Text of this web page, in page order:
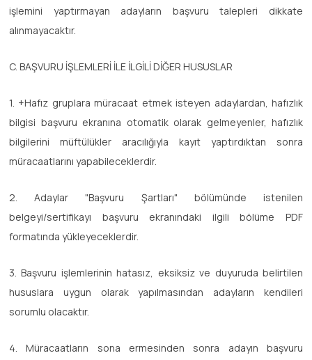
işlemini yaptırmayan adayların başvuru talepleri dikkate
alınmayacaktır.
C. BAŞVURU İŞLEMLERİ İLE İLGİLİ DİĞER HUSUSLAR
1. +Hafız gruplara müracaat etmek isteyen adaylardan, hafızlık
bilgisi başvuru ekranına otomatik olarak gelmeyenler, hafızlık
bilgilerini müftülükler aracılığıyla kayıt yaptırdıktan sonra
müracaatlarını yapabileceklerdir.
2. Adaylar "Başvuru Şartları" bölümünde istenilen
belgeyi/sertifikayı başvuru ekranındaki ilgili bölüme PDF
formatında yükleyeceklerdir.
3. Başvuru işlemlerinin hatasız, eksiksiz ve duyuruda belirtilen
hususlara uygun olarak yapılmasından adayların kendileri
sorumlu olacaktır.
4. Müracaatların sona ermesinden sonra adayın başvuru